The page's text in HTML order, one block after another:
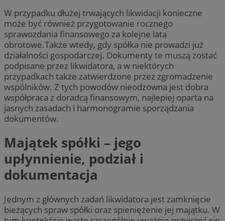
W przypadku dłużej trwających likwidacji konieczne
może być również przygotowanie rocznego
sprawozdania finansowego za kolejne lata
obrotowe.Także wtedy, gdy spółka nie prowadzi już
działalności gospodarczej. Dokumenty te muszą zostać
podpisane przez likwidatora, a w niektórych
przypadkach także zatwierdzone przez zgromadzenie
wspólników. Z tych powodów nieodzowna jest dobra
współpraca z doradcą finansowym, najlepiej oparta na
jasnych zasadach i harmonogramie sporządzania
dokumentów.
Majątek spółki – jego
upłynnienie, podział i
dokumentacja
Jednym z głównych zadań likwidatora jest zamknięcie
bieżących spraw spółki oraz spieniężenie jej majątku. W